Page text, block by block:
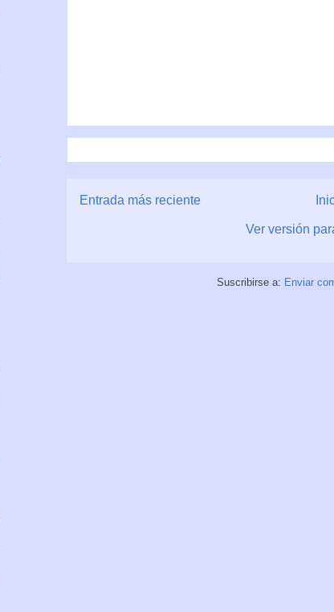
Entrada más reciente
Ver versión
Suscribirse a: Enviar